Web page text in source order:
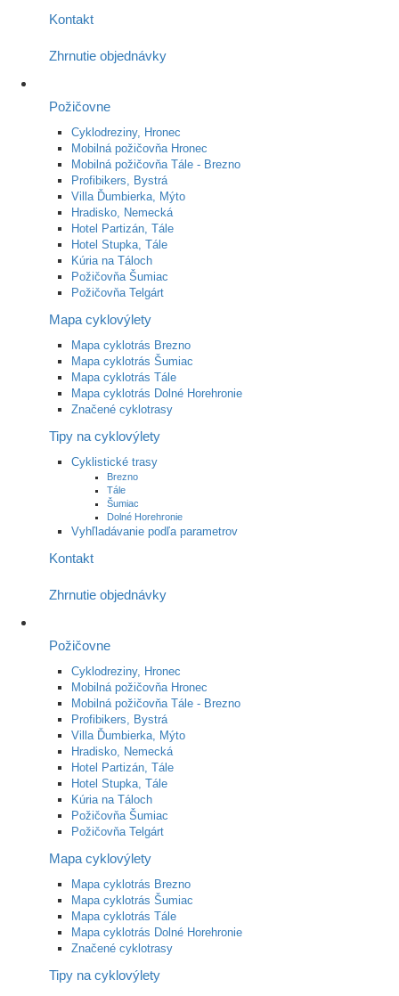
Kontakt
Zhrnutie objednávky
Požičovne
Cyklodreziny, Hronec
Mobilná požičovňa Hronec
Mobilná požičovňa Tále - Brezno
Profibikers, Bystrá
Villa Ďumbierka, Mýto
Hradisko, Nemecká
Hotel Partizán, Tále
Hotel Stupka, Tále
Kúria na Táloch
Požičovňa Šumiac
Požičovňa Telgárt
Mapa cyklovýlety
Mapa cyklotrás Brezno
Mapa cyklotrás Šumiac
Mapa cyklotrás Tále
Mapa cyklotrás Dolné Horehronie
Značené cyklotrasy
Tipy na cyklovýlety
Cyklistické trasy
Brezno
Tále
Šumiac
Dolné Horehronie
Vyhľladávanie podľa parametrov
Kontakt
Zhrnutie objednávky
Požičovne
Cyklodreziny, Hronec
Mobilná požičovňa Hronec
Mobilná požičovňa Tále - Brezno
Profibikers, Bystrá
Villa Ďumbierka, Mýto
Hradisko, Nemecká
Hotel Partizán, Tále
Hotel Stupka, Tále
Kúria na Táloch
Požičovňa Šumiac
Požičovňa Telgárt
Mapa cyklovýlety
Mapa cyklotrás Brezno
Mapa cyklotrás Šumiac
Mapa cyklotrás Tále
Mapa cyklotrás Dolné Horehronie
Značené cyklotrasy
Tipy na cyklovýlety